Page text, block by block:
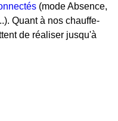
(mode Absence,
Quant à nos chauffe-
de réaliser jusqu'à